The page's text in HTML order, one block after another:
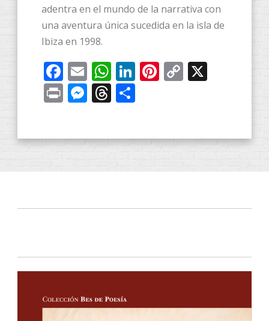
adentra en el mundo de la narrativa con
una aventura única sucedida en la isla de
Ibiza en 1998.
Facebook
EmailWhatsApp
LinkedIn
Pinterest
Copy
PrintMessenger
Threads